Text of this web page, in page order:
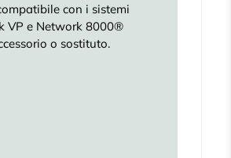
con i sistemi
VP e Network 8000®
o sostituto.